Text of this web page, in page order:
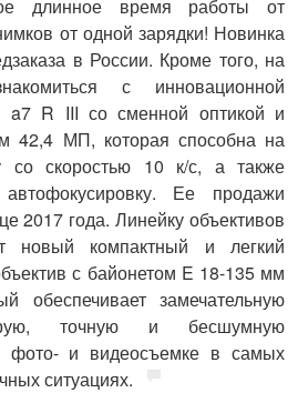
длинное время работы от
от одной зарядки! Новинка
в России. Кроме того, на
с инновационной
a7 R III со сменной оптикой и
42,4 МП, которая способна на
со скоростью 10 к/с, а также
Ее продажи
2017 года.Линейку объективов
новый компактный и легкий
с байонетом E 18-135 мм
обеспечивает замечательную
точную и бесшумную
фото- и видеосъемке в самых
ситуациях.